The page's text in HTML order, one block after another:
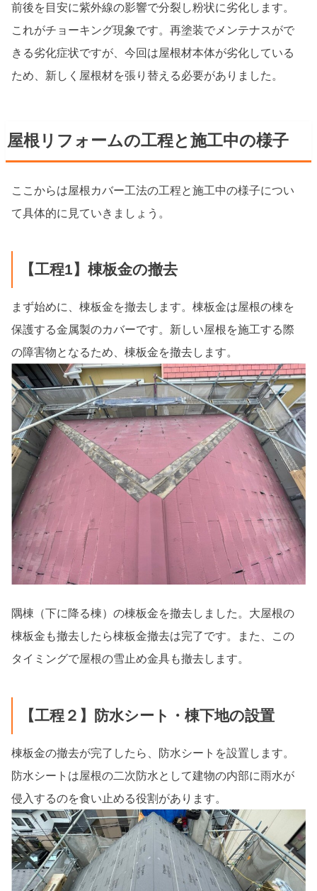
前後を目安に紫外線の影響で分裂し粉状に劣化します。
これがチョーキング現象です。再塗装でメンテナスがで
きる劣化症状ですが、今回は屋根材本体が劣化している
ため、新しく屋根材を張り替える必要がありました。
屋根リフォームの工程と施工中の様子
ここからは屋根カバー工法の工程と施工中の様子につい
て具体的に見ていきましょう。
【工程1】棟板金の撤去
まず始めに、棟板金を撤去します。棟板金は屋根の棟を
保護する金属製のカバーです。新しい屋根を施工する際
の障害物となるため、棟板金を撤去します。
隅棟（下に降る棟）の棟板金を撤去しました。大屋根の
棟板金も撤去したら棟板金撤去は完了です。また、この
タイミングで屋根の雪止め金具も撤去します。
【工程２】防水シート・棟下地の設置
棟板金の撤去が完了したら、防水シートを設置します。
防水シートは屋根の二次防水として建物の内部に雨水が
侵入するのを食い止める役割があります。